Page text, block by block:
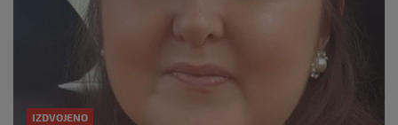
IZDVOJENO